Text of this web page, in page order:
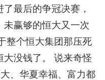
最后的争冠决赛，
赢够的恒大又一次
整个恒大集团那压死
没钱了。 说来奇怪
、华夏幸福、富力都